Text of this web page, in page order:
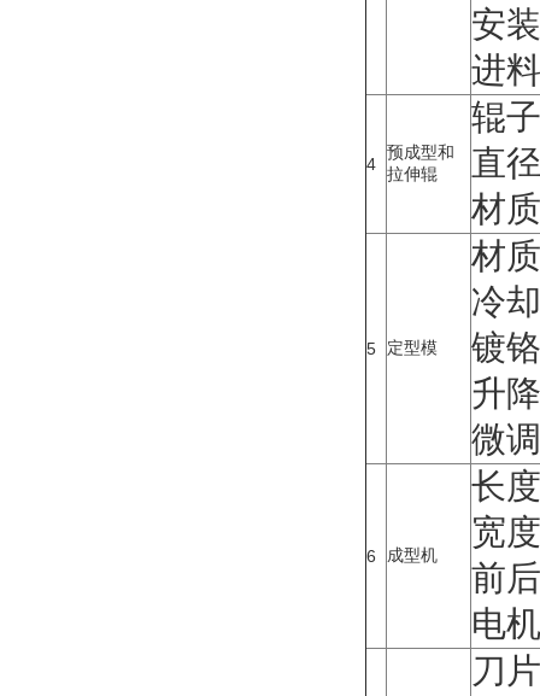
安
进
4
预成型和
拉伸辊
辊
直
材
5 定型模
材
冷
镀
升
微
6 成型机
长
宽
前
电
刀